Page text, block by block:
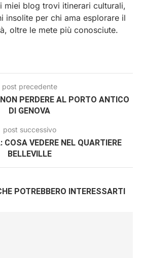
miei blog trovi itinerari culturali,
insolite per chi ama esplorare il
oltre le mete più conosciute.
post precedente
PERDERE AL PORTO ANTICO
DI GENOVA
post successivo
COSA VEDERE NEL QUARTIERE
BELLEVILLE
POTREBBERO INTERESSARTI